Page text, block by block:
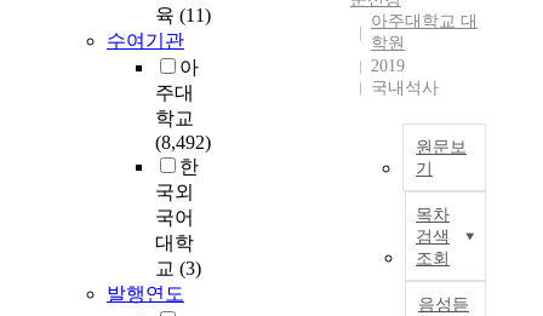
육 (11)
수여기관
아
주대
학교
(8,492)
한
국외
국어
대학
교 (3)
발행연도
아주대학교 대
학원
2019
국내석사
원문보
기
목차
검색
조회
음성듣